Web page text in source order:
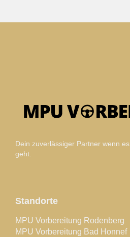
Dein zuverlässiger Partner wenn
geht.
Standorte
MPU Vorbereitung Rodenberg
MPU Vorbereitung Bad Honnef